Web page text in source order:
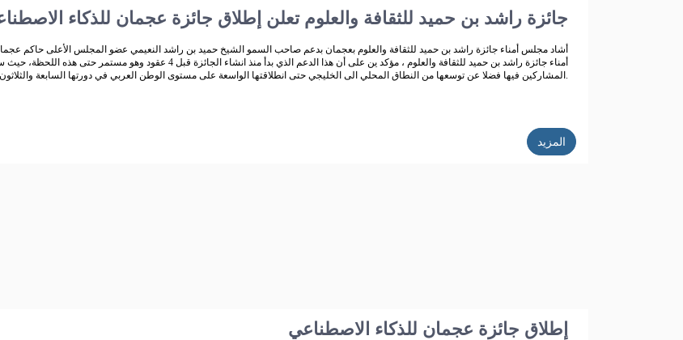
جائزة راشد بن حميد للثقافة والعلوم تعلن إطلاق جائزة عجمان للذكاء
أشاد مجلس أمناء جائزة راشد بن حميد للثقافة والعلوم بعجمان بدعم صاحب السمو الشيخ حميد بن راشد النعيمي عضو المجلس الأعلى حاكم
أمناء جائزة راشد بن حميد للثقافة والعلوم ، مؤكد ين على أن هذا الدعم الذي
المشاركين فيها فضلا عن توسعها من النطاق المحلي الى الخليجي حتى انطلاقتها الواسعة على مستوى الوطن العربي في دورتها السابعة والثلاثون وذلك في عام 2020م.
المزيد
إطلاق جائزة عجمان للذكاء الاصطناعي